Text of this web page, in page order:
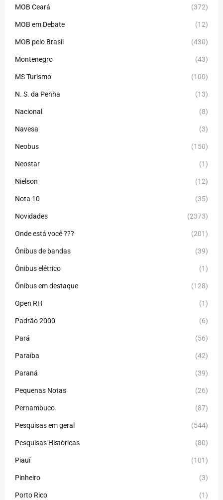
MOB Ceará (372)
MOB em Debate (12)
MOB pelo Brasil (430)
Montenegro (43)
MS Turismo (100)
N. S. da Penha (13)
Nacional (8)
Navesa (3)
Neobus (150)
Neostar (1)
Nielson (12)
Nota 10 (35)
Novidades (2373)
Onde está você ??? (201)
Ônibus de bandas (39)
Ônibus elétrico (1)
Ônibus em destaque (128)
Open RH (1)
Padrão 2000 (6)
Pará (56)
Paraíba (42)
Paraná (39)
Pequenas Notas (26)
Pernambuco (87)
Pesquisas em geral (544)
Pesquisas Históricas (80)
Piauí (101)
Pinheiro (3)
Porto Rico (1)